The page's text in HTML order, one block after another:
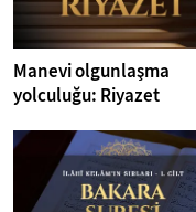
Manevi olgunlaşma
yolculuğu: Riyazet